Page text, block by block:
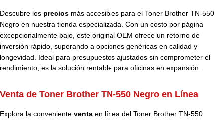
Descubre los precios más accesibles para el Toner Brother TN-550
Negro en nuestra tienda especializada. Con un costo por página
excepcionalmente bajo, este original OEM ofrece un retorno de
inversión rápido, superando a opciones genéricas en calidad y
longevidad. Ideal para presupuestos ajustados sin comprometer el
rendimiento, es la solución rentable para oficinas en expansión.
Venta de Toner Brother TN-550 Negro en Línea
Explora la conveniente venta en línea del Toner Brother TN-550